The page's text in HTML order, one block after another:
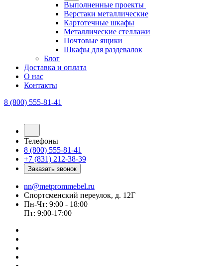
Выполненные проекты
Верстаки металлические
Картотечные шкафы
Металлические стеллажи
Почтовые ящики
Шкафы для раздевалок
Блог
Доставка и оплата
О нас
Контакты
8 (800) 555-81-41
Телефоны
8 (800) 555-81-41
+7 (831) 212-38-39
Заказать звонок
nn@metprommebel.ru
Спортсменский переулок, д. 12Г
Пн-Чт: 9:00 - 18:00
Пт: 9:00-17:00